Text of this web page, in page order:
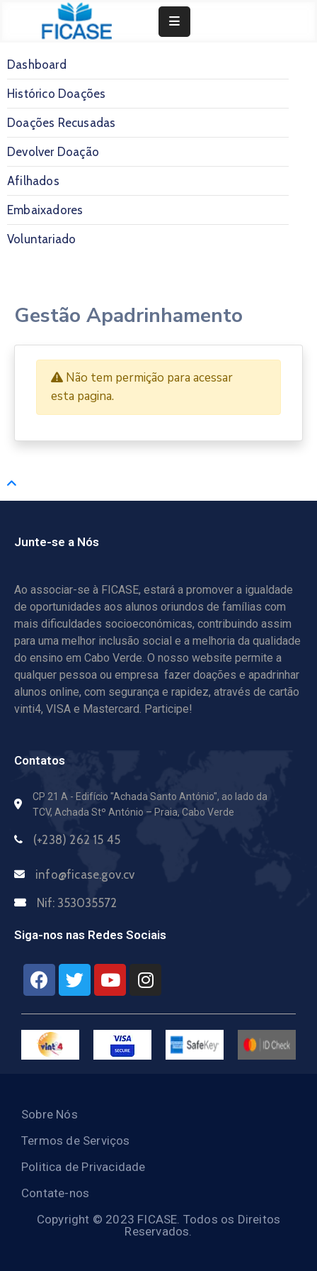
Doar Agora
Fundação
Comunicação
Entrar
Dashboard
Histórico Doações
Doações Recusadas
Devolver Doação
Afilhados
Embaixadores
Voluntariado
Gestão Apadrinhamento
Não tem permição para acessar
esta pagina.
Junte-se a Nós
Ao associar-se à FICASE, estará a promover a igualdade
de oportunidades aos alunos oriundos de famílias com
mais dificuldades socioeconómicas, contribuindo assim
para uma melhor inclusão social e a melhoria da qualidade
do ensino em Cabo Verde. O nosso website permite a
qualquer pessoa ou empresa fazer doações e apadrinhar
alunos online, com segurança e rapidez, através de cartão
vinti4, VISA e Mastercard. Participe!
Contatos
CP 21 A - Edifício "Achada Santo António", ao lado da
TCV, Achada Stº António – Praia, Cabo Verde
(+238) 262 15 45
info@ficase.gov.cv
Nif: 353035572
Siga-nos nas Redes Sociais
Sobre Nós
Termos de Serviços
Politica de Privacidade
Contate-nos
Copyright © 2023 FICASE. Todos os Direitos
Reservados.